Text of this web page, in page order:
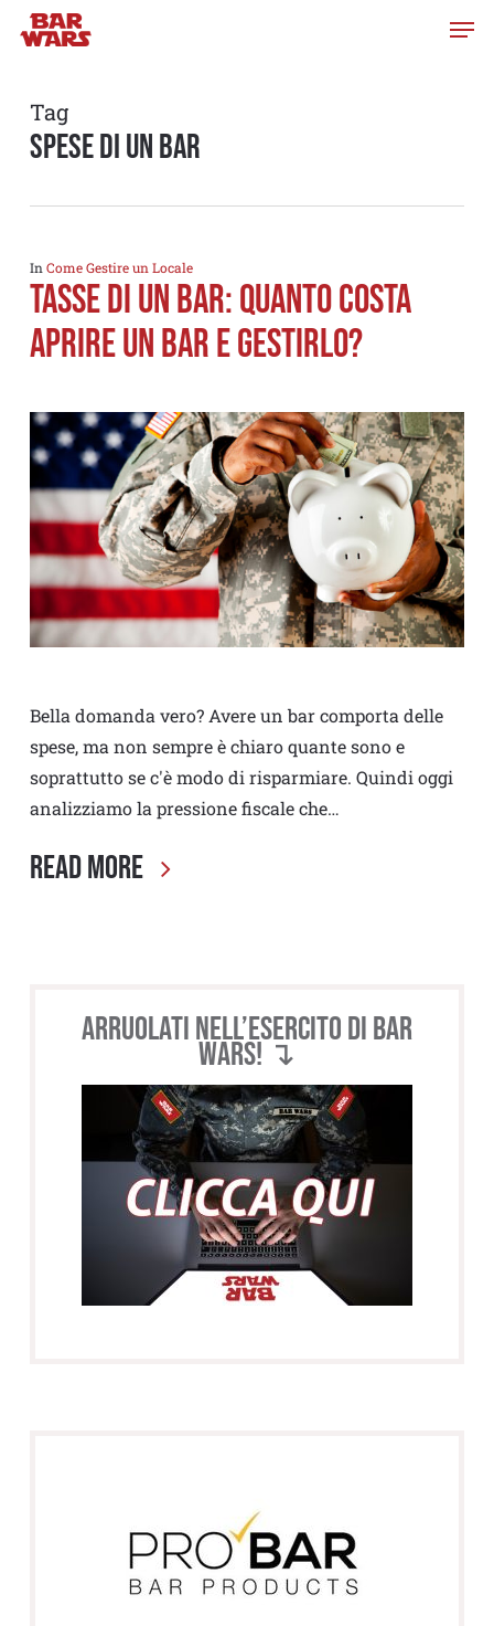
Skip
content
Tag
spese di un bar
In Come Gestire un Locale
TASSE DI UN BAR: QUANTO COSTA
APRIRE UN BAR E GESTIRLO?
Bella domanda vero? Avere un bar comporta delle
spese, ma non sempre è chiaro quante sono e
soprattutto se c'è modo di risparmiare. Quindi oggi
analizziamo la pressione fiscale che…
Read More
Arruolati nell’esercito di BAR
WARS! ↴